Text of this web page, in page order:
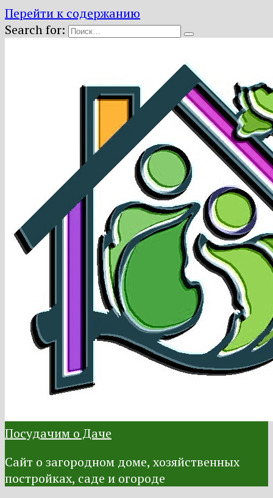
Перейти к содержанию
Search for:
Посудачим о Даче
Сайт о загородном доме, хозяйственных
постройках, саде и огороде